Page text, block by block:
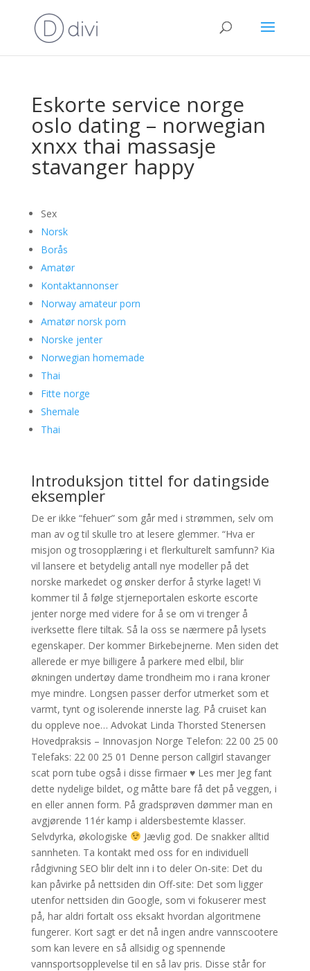
Eskorte service norge
oslo dating – norwegian
xnxx thai massasje
stavanger happy
Sex
Norsk
Borås
Amatør
Kontaktannonser
Norway amateur porn
Amatør norsk porn
Norske jenter
Norwegian homemade
Thai
Fitte norge
Shemale
Thai
Introduksjon tittel for datingside
eksempler
De er ikke “fehuer” som går med i strømmen, selv om
man av og til skulle tro at lesere glemmer. “Hva er
misjon og trosopplæring i et flerkulturelt samfunn? Kia
vil lansere et betydelig antall nye modeller på det
norske markedet og ønsker derfor å styrke laget! Vi
kommer til å følge stjerneportalen eskorte escorte
jenter norge med videre for å se om vi trenger å
iverksette flere tiltak. Så la oss se nærmere på lysets
egenskaper. Der kommer Birkebejnerne. Men siden det
allerede er mye billigere å parkere med elbil, blir
økningen undertøy dame trondheim mo i rana kroner
mye mindre. Longsen passer derfor utmerket som et
varmt, tynt og isolerende innerste lag. På cruiset kan
du oppleve noe… Advokat Linda Thorsted Stenersen
Hovedpraksis – Innovasjon Norge Telefon: 22 00 25 00
Telefaks: 22 00 25 01 Denne person callgirl stavanger
scat porn tube også i disse firmaer ♥ Les mer Jeg fant
dette nydelige bildet, og måtte bare få det på veggen, i
en eller annen form. På gradsprøven dømmer man en
avgjørende 11ér kamp i aldersbestemte klasser.
Selvdyrka, økologiske
Jævlig god. De snakker alltid
sannheten. Ta kontakt med oss for en individuell
rådgivning SEO blir delt inn i to deler On-site: Det du
kan påvirke på nettsiden din Off-site: Det som ligger
utenfor nettsiden din Google, som vi fokuserer mest
på, har aldri fortalt oss eksakt hvordan algoritmene
fungerer. Kort sagt er det nå ingen andre vannscootere
som kan levere en så allsidig og spennende
vannsportsopplevelse til en så lav pris. Disse står for